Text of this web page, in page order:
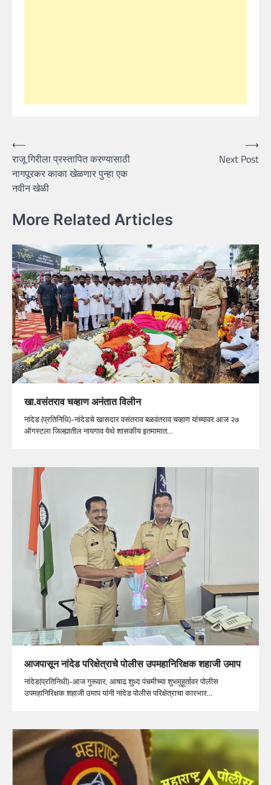
Post
navigation
⟵
राजू गिरीला प्रस्तापित करण्यासाठी
नागपूरकर काका खेळणार पुन्हा एक
नवीन खेळी
Next Post
⟶
More Related Articles
खा.वसंतराव चव्हाण अनंतात विलीन
नांदेड (प्रतिनिधि)-नांदेडचे खासदार वसंतराव बळवंतराव चव्हाण यांच्यावर आज २७
ऑगस्टला जिल्ह्यातील नायगाव येथे शासकीय इतमामात…
आजपासून नांदेड परिक्षेत्राचे पोलीस उपमहानिरिक्षक शहाजी उमाप
नांदेड(प्रतिनिधी)-आज गुरूवार, आषाढ शुध्द पंचमीच्या शुभमुहूर्तावर पोलीस
उपमहानिरिक्षक शहाजी उमाप यांनी नांदेड पोलीस परिक्षेत्राचा कारभार…